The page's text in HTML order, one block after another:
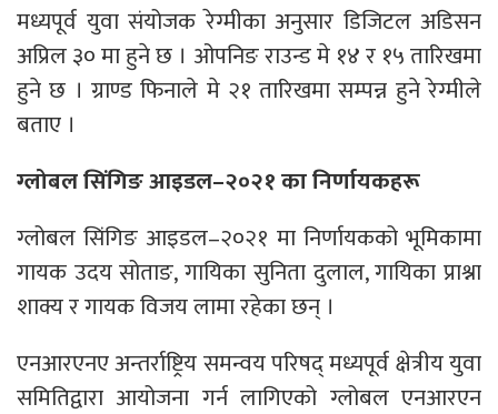
मध्यपूर्व युवा संयोजक रेग्मीका अनुसार डिजिटल अडिसन
अप्रिल ३० मा हुने छ । ओपनिङ राउन्ड मे १४ र १५ तारिखमा
हुने छ । ग्राण्ड फिनाले मे २१ तारिखमा सम्पन्न हुने रेग्मीले
बताए ।
ग्लोबल सिंगिङ आइडल–२०२१ का निर्णायकहरू
ग्लोबल सिंगिङ आइडल–२०२१ मा निर्णायकको भूमिकामा
गायक उदय सोताङ, गायिका सुनिता दुलाल, गायिका प्राश्ना
शाक्य र गायक विजय लामा रहेका छन् ।
एनआरएनए अन्तर्राष्ट्रिय समन्वय परिषद् मध्यपूर्व क्षेत्रीय युवा
समितिद्वारा आयोजना गर्न लागिएको ग्लोबल एनआरएन